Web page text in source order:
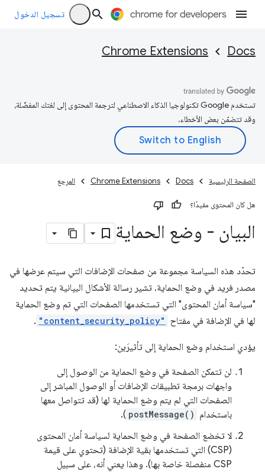
تسجيل الدخول
Docs
Chrome Extensions
تستخدم Google تكنولوجيا الذكاء الاصطناعي لترجمة المحتوى إلى لغتك المفضّلة،
وقد تتضمّن بعض الأخطاء.
الصفحة الرئيسية Docs
Chrome Extensions المرجع
هل كان المحتوى مفيدًا؟
البيان - وضع الحماية
تحدّد هذه السياسة مجموعة من صفحات الإضافات التي سيتم عرضها في
مصدر فريد في وضع الحماية. تشير رسالة الأشكال البيانية يتم تحديد
"سياسة أمان المحتوى" التي تستخدمها الصفحات التي تم وضع الحماية
لها في الإضافة في مفتاح "content_security_policy"
.
يؤدي استخدام وضع الحماية إلى تأثيرَين:
لن تتمكن الصفحة في وضع الحماية من الوصول إلى
واجهات برمجة تطبيقات الإضافات أو الوصول المباشر إلى
الصفحات التي لم يتم وضع الحماية لها (قد تتواصل معها
باستخدام postMessage()
).
لا تخضع الصفحة في وضع الحماية لسياسة أمان المحتوى
(CSP) التي تستخدمها بقية الإضافة (تحتوي على قيمة
CSP منفصلة خاصة بها). وهذا يعني أنه، على سبيل